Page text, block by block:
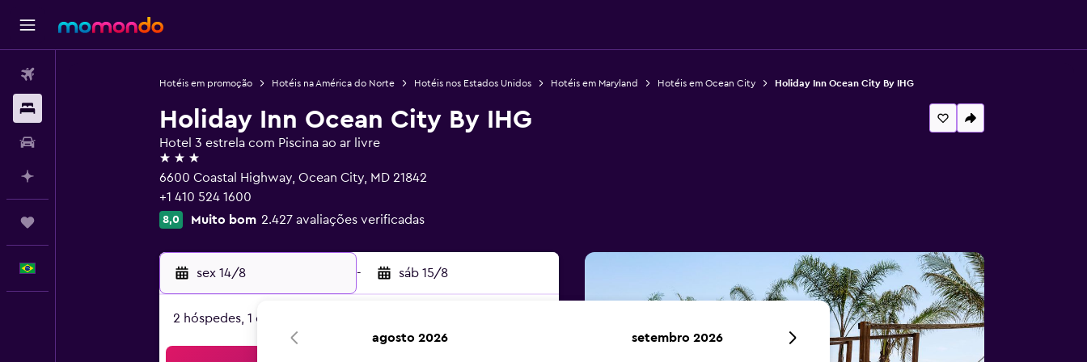
Hotéis em promoção Hotéis na América do Norte Hotéis nos Estados Unidos Hotéis em Maryland Hotéis em Ocean City Holiday Inn Ocean City By IHG
Holiday Inn Ocean City By IHG
Hotel 3 estrela com Piscina ao ar livre
3 estrelas
6600 Coastal Highway, Ocean City, MD 21842
+1 410 524 1600
8,0 Muito bom 2.427 avaliações verificadas
sex 14/8 - sáb 15/8
2 hóspedes, 1 quarto
agosto 2026 setembro 2026